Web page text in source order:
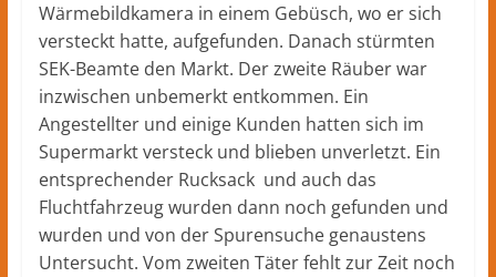
Wärmebildkamera in einem Gebüsch, wo er sich
versteckt hatte, aufgefunden. Danach stürmten
SEK-Beamte den Markt. Der zweite Räuber war
inzwischen unbemerkt entkommen. Ein
Angestellter und einige Kunden hatten sich im
Supermarkt versteck und blieben unverletzt. Ein
entsprechender Rucksack und auch das
Fluchtfahrzeug wurden dann noch gefunden und
wurden und von der Spurensuche genaustens
Untersucht. Vom zweiten Täter fehlt zur Zeit noch